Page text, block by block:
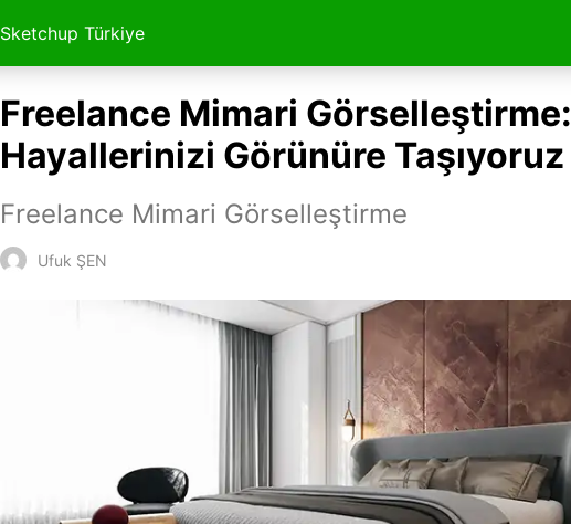
Sketchup Türkiye
Freelance Mimari Görselleştirme:
Hayallerinizi Görünüre Taşıyoruz
Freelance Mimari Görselleştirme
Ufuk ŞEN